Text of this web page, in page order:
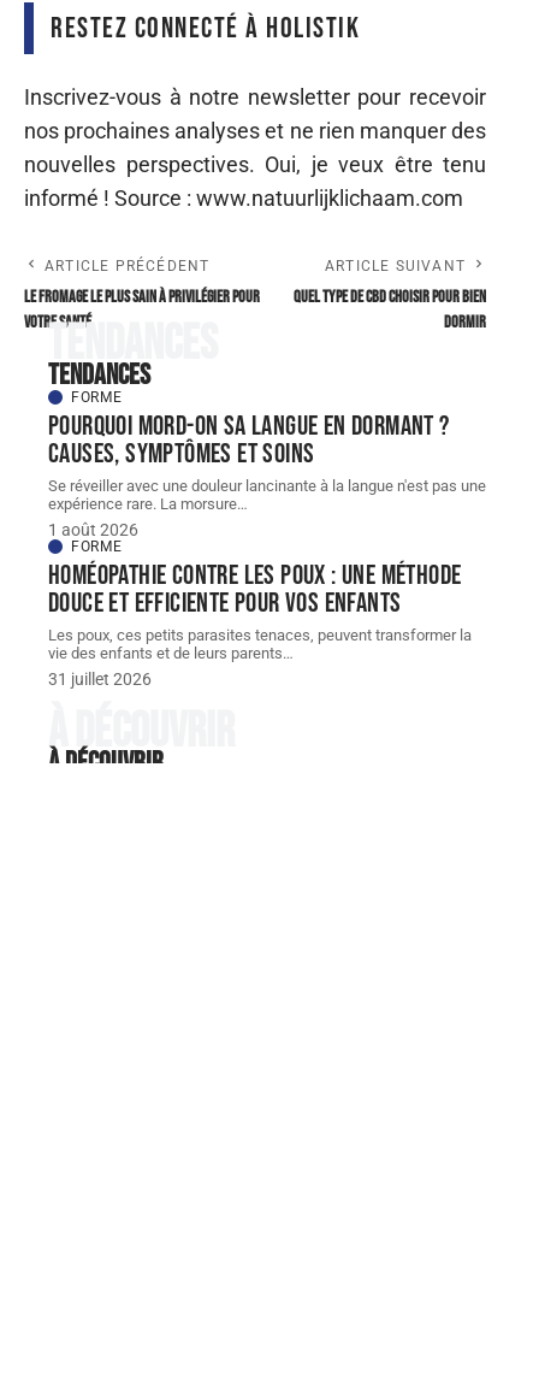
Restez connecté à Holistik
Inscrivez-vous à notre newsletter pour recevoir
nos prochaines analyses et ne rien manquer des
nouvelles perspectives. Oui, je veux être tenu
informé ! Source : www.natuurlijklichaam.com
ARTICLE PRÉCÉDENT
Le fromage le plus sain à privilégier pour
votre santé
ARTICLE SUIVANT
Quel type de CBD choisir pour bien
dormir
Tendances
Tendances
FORME
Pourquoi mord-on sa langue en dormant ?
Causes, symptômes et soins
Se réveiller avec une douleur lancinante à la langue n'est pas une
expérience rare. La morsure…
1 août 2026
FORME
Homéopathie contre les poux : une méthode
douce et efficiente pour vos enfants
Les poux, ces petits parasites tenaces, peuvent transformer la
vie des enfants et de leurs parents…
31 juillet 2026
À découvrir
À découvrir